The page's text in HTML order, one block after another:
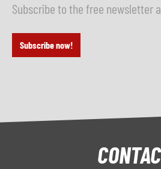
Subscribe to the free newsletter
Subscribe now!